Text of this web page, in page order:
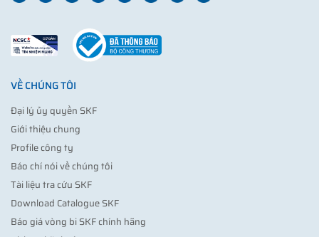
VỀ CHÚNG TÔI
Đại lý ủy quyền SKF
Giới thiệu chung
Profile công ty
Báo chí nói về chúng tôi
Tài liệu tra cứu SKF
Download Catalogue SKF
Báo giá vòng bi SKF chính hãng